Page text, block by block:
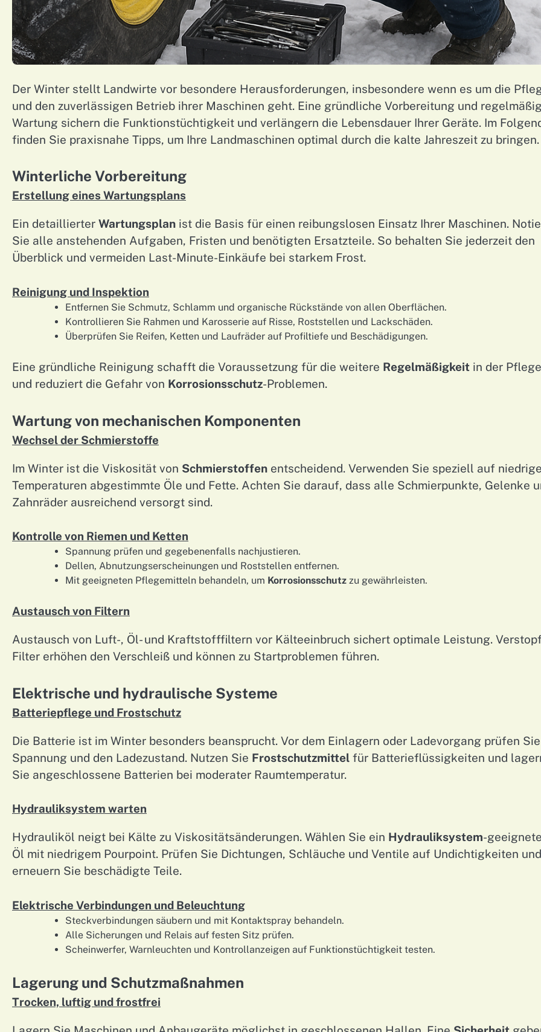
Der Winter stellt Landwirte vor besondere Herausforderungen, insbesondere wenn es um die
und den zuverlässigen Betrieb ihrer Maschinen geht. Eine gründliche Vorbereitung und
Wartung sichern die Funktionstüchtigkeit und verlängern die Lebensdauer Ihrer Geräte. Im
finden Sie praxisnahe Tipps, um Ihre Landmaschinen optimal durch die kalte Jahreszeit zu bringen.
Winterliche Vorbereitung
Erstellung eines Wartungsplans
Ein detaillierter Wartungsplan ist die Basis für einen reibungslosen Einsatz Ihrer Maschinen.
Sie alle anstehenden Aufgaben, Fristen und benötigten Ersatzteile. So behalten Sie jederzeit den
Überblick und vermeiden Last-Minute-Einkäufe bei starkem Frost.
Reinigung und Inspektion
Entfernen Sie Schmutz, Schlamm und organische Rückstände von allen Oberflächen.
Kontrollieren Sie Rahmen und Karosserie auf Risse, Roststellen und Lackschäden.
Überprüfen Sie Reifen, Ketten und Laufräder auf Profiltiefe und Beschädigungen.
Eine gründliche Reinigung schafft die Voraussetzung für die weitere Regelmäßigkeit in der Pflege
und reduziert die Gefahr von Korrosionsschutz-Problemen.
Wartung von mechanischen Komponenten
Wechsel der Schmierstoffe
Im Winter ist die Viskosität von Schmierstoffen entscheidend. Verwenden Sie speziell auf niedrige
Temperaturen abgestimmte Öle und Fette. Achten Sie darauf, dass alle Schmierpunkte, Gelenke
Zahnräder ausreichend versorgt sind.
Kontrolle von Riemen und Ketten
Spannung prüfen und gegebenenfalls nachjustieren.
Dellen, Abnutzungserscheinungen und Roststellen entfernen.
Mit geeigneten Pflegemitteln behandeln, um Korrosionsschutz zu gewährleisten.
Austausch von Filtern
Austausch von Luft-, Öl- und Kraftstofffiltern vor Kälteeinbruch sichert optimale Leistung.
Filter erhöhen den Verschleiß und können zu Startproblemen führen.
Elektrische und hydraulische Systeme
Batteriepflege und Frostschutz
Die Batterie ist im Winter besonders beansprucht. Vor dem Einlagern oder Ladevorgang prüfen
Spannung und den Ladezustand. Nutzen Sie Frostschutzmittel für Batterieflüssigkeiten und
Sie angeschlossene Batterien bei moderater Raumtemperatur.
Hydrauliksystem warten
Hydrauliköl neigt bei Kälte zu Viskositätsänderungen. Wählen Sie ein Hydrauliksystem-
Öl mit niedrigem Pourpoint. Prüfen Sie Dichtungen, Schläuche und Ventile auf Undichtigkeiten und
erneuern Sie beschädigte Teile.
Elektrische Verbindungen und Beleuchtung
Steckverbindungen säubern und mit Kontaktspray behandeln.
Alle Sicherungen und Relais auf festen Sitz prüfen.
Scheinwerfer, Warnleuchten und Kontrollanzeigen auf Funktionstüchtigkeit testen.
Lagerung und Schutzmaßnahmen
Trocken, luftig und frostfrei